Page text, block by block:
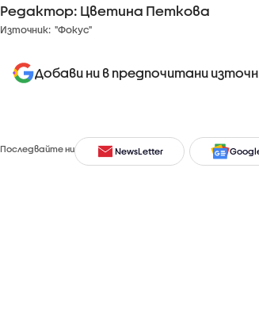
Редактор: Цветина Петкова
Източник: "Фокус"
Добави ни в предпочитани
Последвайте ни NewsLetter